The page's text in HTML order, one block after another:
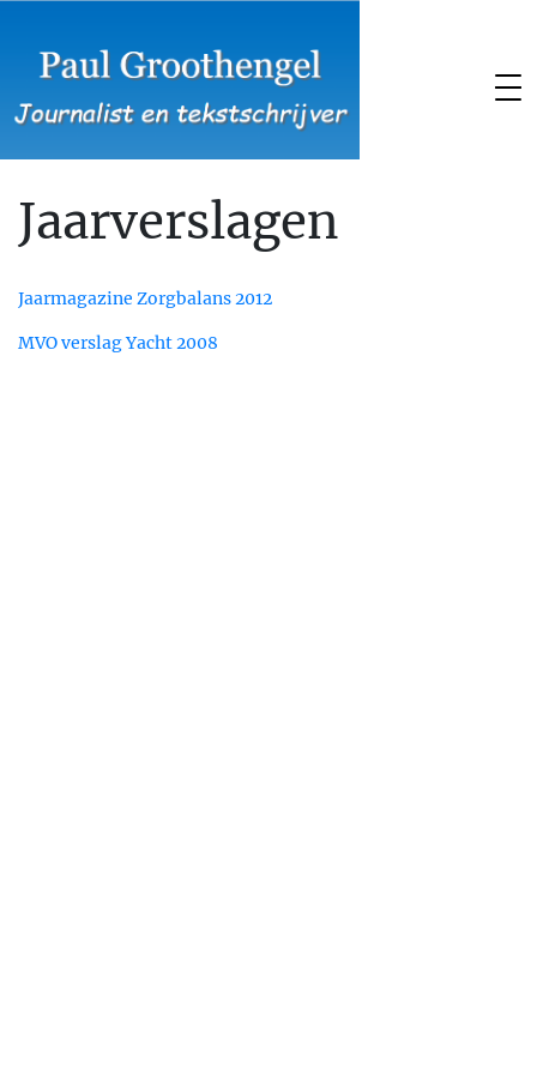
Jaarverslagen
Jaarmagazine Zorgbalans 2012
MVO verslag Yacht 2008